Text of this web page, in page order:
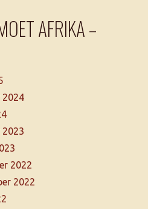
AFRIKA –
2024
2022
2022